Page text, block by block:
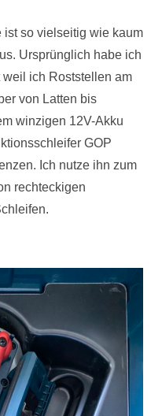
so vielseitig wie kaum
Ursprünglich habe ich
ich Roststellen am
von Latten bis
winzigen 12V-Akku
GOP
Ich nutze ihn zum
rechteckigen